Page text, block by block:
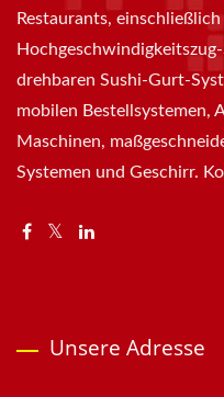
Restaurants,
drehbaren Sushi-Gurt-
mobilen Bestellsystemen,
Maschinen,
Systemen und Geschirr.
Unsere Adresse